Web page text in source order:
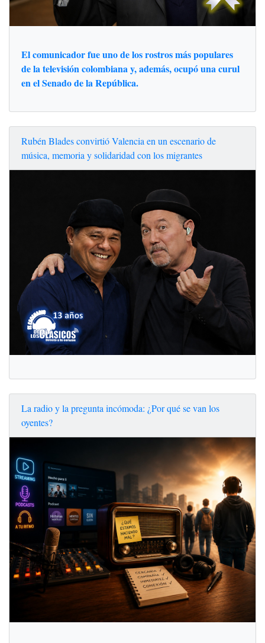
El comunicador fue uno de los rostros más populares
de la televisión colombiana y, además, ocupó una curul
en el Senado de la República.
Rubén Blades convirtió Valencia en un escenario de
música, memoria y solidaridad con los migrantes
La radio y la pregunta incómoda: ¿Por qué se van los
oyentes?